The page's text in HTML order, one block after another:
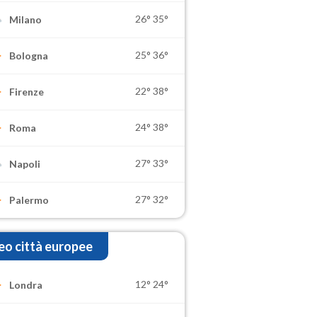
Milano 26° 35°
Bologna 25° 36°
Firenze 22° 38°
Roma 24° 38°
Napoli 27° 33°
Palermo 27° 32°
città europee
Londra 12° 24°